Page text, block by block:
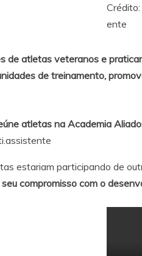
Crédito:
ente
de atletas veteranos e
de treinamento,
atletas na Academia
estariam participando de
compromisso com o